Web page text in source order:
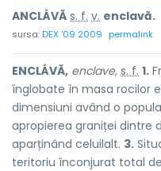
ANCLÁVĂ s. f. v. enclavă.
sursa:DEX '09 2009 permalink
ENCLÁVĂ, enclave, s. f. 1.
înglobate în masa rocilor
dimensiuni având o
apropierea graniței dintre
aparținând celuilalt. 3.
teritoriu înconjurat total